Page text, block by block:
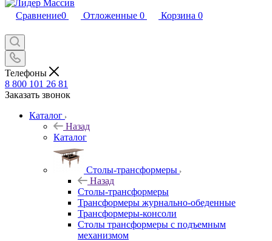
Сравнение0 Отложенные 0 Корзина 0
Телефоны
8 800 101 26 81
Заказать звонок
Каталог
Назад
Каталог
Столы-трансформеры
Назад
Столы-трансформеры
Трансформеры журнально-обеденные
Трансформеры-консоли
Столы трансформеры с подъемным
механизмом